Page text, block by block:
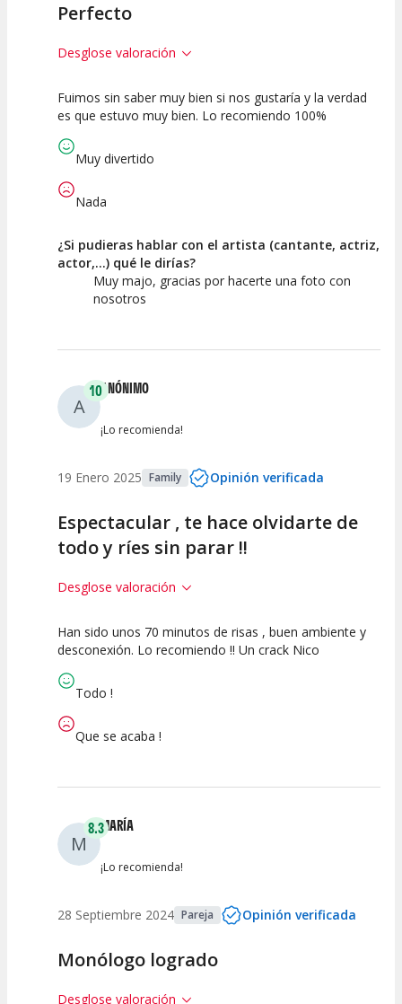
Perfecto
Desglose valoración
10
Espectáculo
10 10
Fuimos sin saber muy bien si nos gustaría y la verdad
es que estuvo muy bien. Lo recomiendo 100%
Muy divertido
Nada
¿Si pudieras hablar con el artista (cantante, actriz,
actor,...) qué le dirías?
Muy majo, gracias por hacerte una foto con
nosotros
A
10ANÓNIMO
¡Lo recomienda!
19 Enero 2025 Family Opinión verificada
Espectacular , te hace olvidarte de
todo y ríes sin parar !!
Desglose valoración
10
Espectáculo
10 10
Han sido unos 70 minutos de risas , buen ambiente y
desconexión. Lo recomiendo !! Un crack Nico
Todo !
Que se acaba !
M
8.3MARÍA
¡Lo recomienda!
28 Septiembre 2024 Pareja Opinión verificada
Monólogo logrado
Desglose valoración